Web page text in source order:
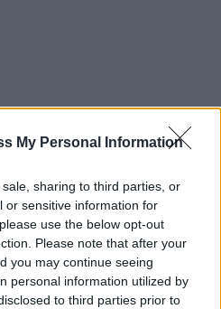
My Personal Information
sharing to third parties, or
or sensitive information for
use the below opt-out
Please note that after your
you may continue seeing
personal information utilized by
to third parties prior to